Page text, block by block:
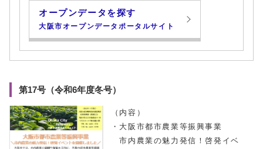
オープンデータを探す
大阪市オープンデータポータルサイト
第17号（令和6年度冬号）
（内容）
・大阪市都市農業等振興事業
市内農業の魅力発信！啓発イベ